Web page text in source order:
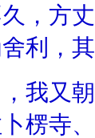
，方
利，
我又
楞寺